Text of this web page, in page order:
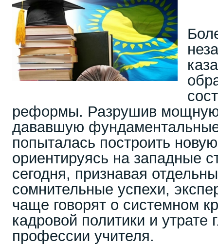
реформы. Разрушив мощную
дававшую
попыталась построить
ориентируясь на западные
сегодня, признавая
сомнительные успехи,
чаще говорят о системном
кадровой политики и утрате
профессии учителя.